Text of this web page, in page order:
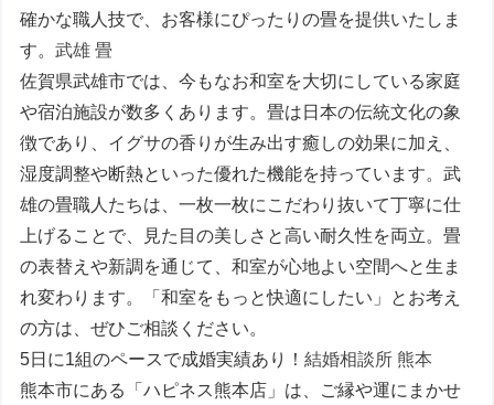
確かな職人技で、お客様にぴったりの畳を提供いたしま
す。武雄 畳
佐賀県武雄市では、今もなお和室を大切にしている家庭
や宿泊施設が数多くあります。畳は日本の伝統文化の象
徴であり、イグサの香りが生み出す癒しの効果に加え、
湿度調整や断熱といった優れた機能を持っています。武
雄の畳職人たちは、一枚一枚にこだわり抜いて丁寧に仕
上げることで、見た目の美しさと高い耐久性を両立。畳
の表替えや新調を通じて、和室が心地よい空間へと生ま
れ変わります。「和室をもっと快適にしたい」とお考え
の方は、ぜひご相談ください。
5日に1組のペースで成婚実績あり！結婚相談所 熊本
熊本市にある「ハピネス熊本店」は、ご縁や運にまかせ